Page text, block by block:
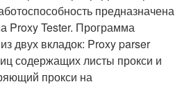
предназначена
Proxy Tester. Программа
двух вкладок: Proxy parser
содержащих листы прокси и
прокси на